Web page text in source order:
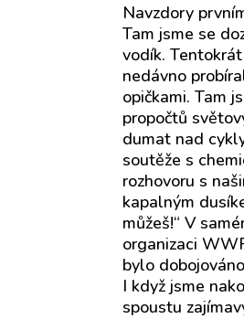
Navzdory
Tam jsme se
vodík.
nedávno
opičkami. Tam
propočtů
dumat nad
soutěže s
rozhovoru s
kapalným
můžeš!“ V
organizaci
bylo
I když jsme
spoustu